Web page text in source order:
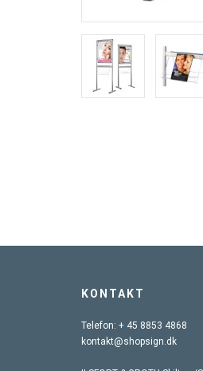
KONTAKT
Telefon: + 45 8853 4868
kontakt@shopsign.dk